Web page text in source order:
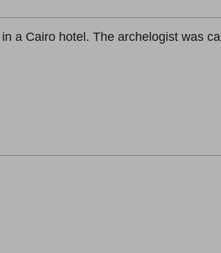
a Cairo hotel. The archelogist was